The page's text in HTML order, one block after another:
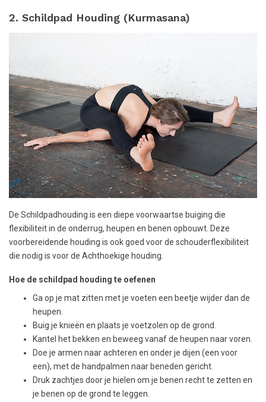
2. Schildpad Houding (Kurmasana)
De Schildpadhouding is een diepe voorwaartse buiging die
flexibiliteit in de onderrug, heupen en benen opbouwt. Deze
voorbereidende houding is ook goed voor de schouderflexibiliteit
die nodig is voor de Achthoekige houding.
Hoe de schildpad houding te oefenen
Ga op je mat zitten met je voeten een beetje wijder dan de
heupen.
Buig je knieën en plaats je voetzolen op de grond.
Kantel het bekken en beweeg vanaf de heupen naar voren.
Doe je armen naar achteren en onder je dijen (een voor
een), met de handpalmen naar beneden gericht.
Druk zachtjes door je hielen om je benen recht te zetten en
je benen op de grond te leggen.